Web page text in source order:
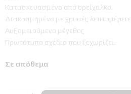
Κατασκευασμένο από ορείχαλκο.
Διακοσμημένο με χρυσές
Αυξομειούμενο μέγεθος
Πρωτότυπο σχέδιο που ξεχωρίζει.
Σε απόθεμα